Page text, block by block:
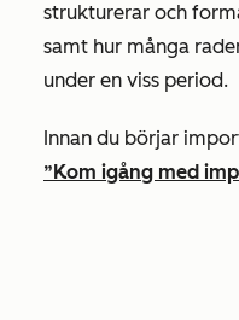
strukturerar och
samt hur många
under en viss period.
Innan du börjar
”Kom igång med